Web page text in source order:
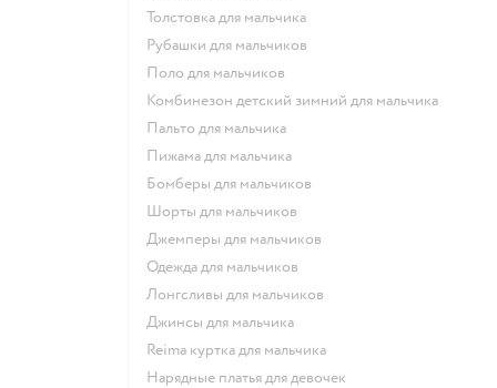
Толстовка для мальчика
Рубашки для мальчиков
Поло для мальчиков
Комбинезон детский зимний для мальчика
Пальто для мальчика
Пижама для мальчика
Бомберы для мальчиков
Шорты для мальчиков
Джемперы для мальчиков
Одежда для мальчиков
Лонгсливы для мальчиков
Джинсы для мальчика
Reima куртка для мальчика
Нарядные платья для девочек